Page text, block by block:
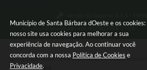
Município de Santa Bárbara dOeste e os cookies:
nosso site usa cookies para melhorar a sua
experiência de navegação. Ao continuar você
concorda com a nossa Política de Cookies e
Privacidade.
Copyright Instar - 2006-2026. Todos os direitos
Instar Tecnologia